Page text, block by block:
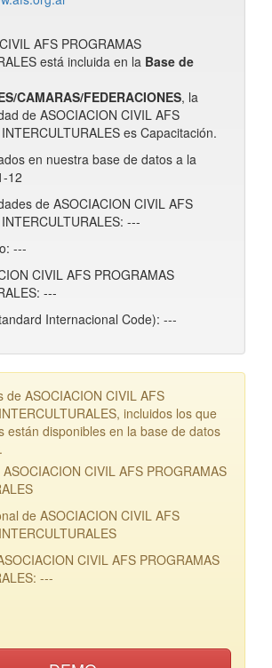
AFS PROGRAMAS
está incluida en la Base de
CAMARAS/FEDERACIONES, la
de ASOCIACION CIVIL AFS
es Capacitación.
en nuestra base de datos a la
12
de ASOCIACION CIVIL AFS
---
---
CIVIL AFS PROGRAMAS
---
Internacional Code): ---
de ASOCIACION CIVIL AFS
incluidos los que
están disponibles en la base de datos
.
CIVIL AFS PROGRAMAS
de ASOCIACION CIVIL AFS
CIVIL AFS PROGRAMAS
---